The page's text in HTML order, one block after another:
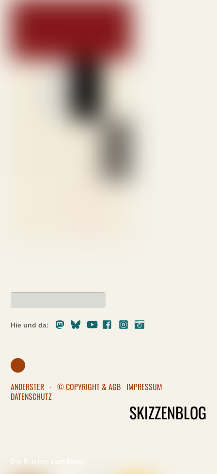
Hie und da:
MastodonBlueskyYoutubeFacebookInstagram
ANDERSTER · © COPYRIGHT & AGB IMPRESSUM
DATENSCHUTZ
SKIZZENBLOG
Die Bücher zum Blog: